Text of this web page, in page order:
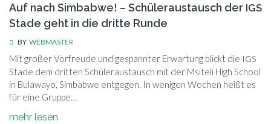
Auf nach Simbabwe! – Schüleraustausch der IGS
Stade geht in die dritte Runde
BY WEBMASTER
Mit gro­ßer Vor­freu­de und ge­spann­ter Er­war­tung blickt die IGS
Sta­de dem drit­ten Schü­ler­aus­tausch mit der Msi­te­li High School
in Bu­la­wayo, Sim­bab­we ent­ge­gen. In we­ni­gen Wo­chen heißt es
für eine Gruppe…
mehr le­sen